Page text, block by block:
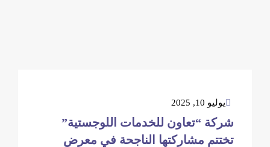
يوليو 10, 2025
شركة “تعاون للخدمات اللوجستية”
تختتم مشاركتها الناجحة في معرض